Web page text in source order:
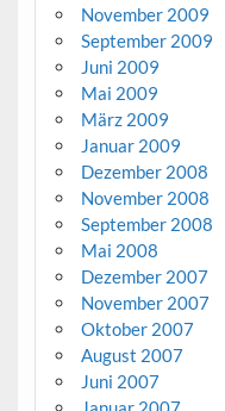
November 2009
September 2009
Juni 2009
Mai 2009
März 2009
Januar 2009
Dezember 2008
November 2008
September 2008
Mai 2008
Dezember 2007
November 2007
Oktober 2007
August 2007
Juni 2007